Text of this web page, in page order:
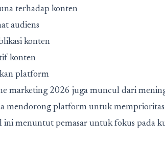
terhadap konten
audiens
konten
konten
platform
marketing 2026 juga muncul dari
mendorong platform untuk
ini menuntut pemasar untuk fokus pada